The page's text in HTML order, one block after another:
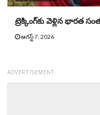
ట్రెక్కింగ్‌కు వెళ్లిన భార‌త
ఆగస్ట్ 7, 2026
ADVERTISEMENT